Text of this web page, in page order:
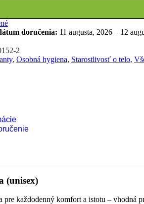
doručenia: 11 augusta, 2026 – 12
2
, Osobná hygiena, Starostlivosť o telo,
(unisex)
pre každodenný komfort a istotu – vhodná